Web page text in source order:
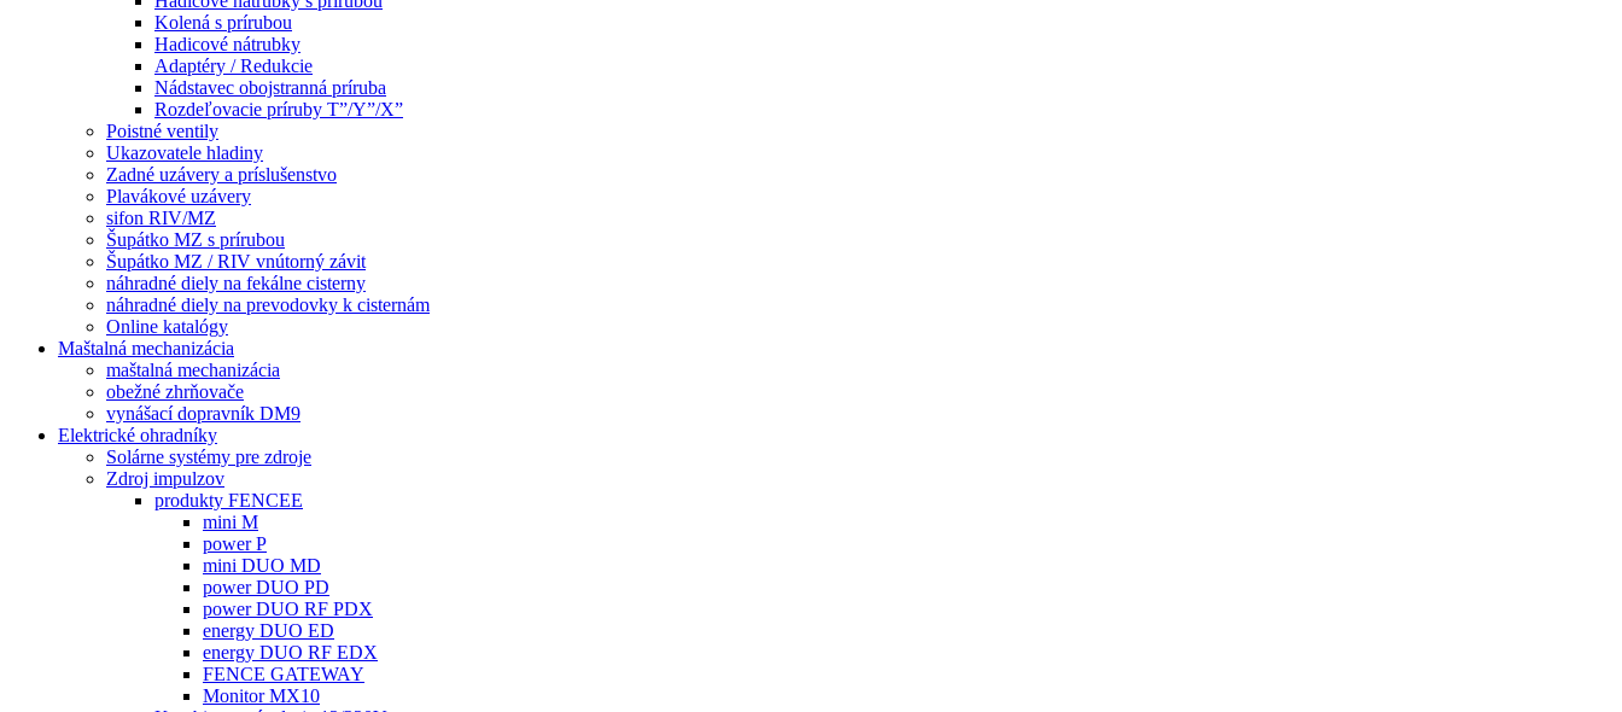
Kolená s prírubou
Hadicové nátrubky
Adaptéry / Redukcie
Nádstavec obojstranná príruba
Rozdeľovacie príruby T”/Y”/X”
Poistné ventily
Ukazovatele hladiny
Zadné uzávery a príslušenstvo
Plavákové uzávery
sifon RIV/MZ
Šupátko MZ s prírubou
Šupátko MZ / RIV vnútorný závit
náhradné diely na fekálne cisterny
náhradné diely na prevodovky k cisternám
Online katalógy
Maštalná mechanizácia
maštalná mechanizácia
obežné zhrňovače
vynášací dopravník DM9
Elektrické ohradníky
Solárne systémy pre zdroje
Zdroj impulzov
produkty FENCEE
mini M
power P
mini DUO MD
power DUO PD
power DUO RF PDX
energy DUO ED
energy DUO RF EDX
FENCE GATEWAY
Monitor MX10